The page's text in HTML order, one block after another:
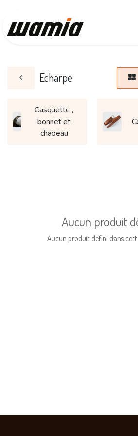
Echarpe
Casquette ,
bonnet et
chapeau
Aucun produit
Aucun produit défini dans